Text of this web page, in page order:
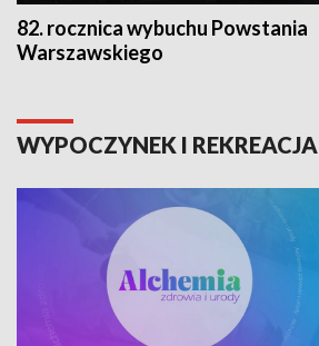
82. rocznica wybuchu Powstania
Warszawskiego
WYPOCZYNEK I REKREACJA